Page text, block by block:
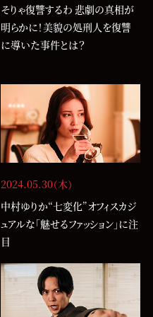
そりゃ復讐するわ 悲劇の真相が
明らかに！美貌の処刑人を復讐
に導いた事件とは？
2024.05.30（木）
中村ゆりか“七変化”オフィスカジ
ュアルな「魅せるファッション」に注
目